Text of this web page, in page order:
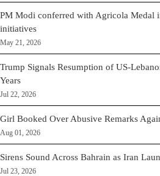
PM Modi conferred with Agricola Medal
initiatives
May 21, 2026
Trump Signals Resumption of US-
Years
Jul 22, 2026
Girl Booked Over Abusive Remarks
Aug 01, 2026
Sirens Sound Across Bahrain as Iran
Jul 23, 2026